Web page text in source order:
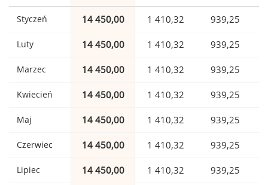
Styczeń 14 450,00 1 410,32 939,25
Luty 14 450,00 1 410,32 939,25
Marzec 14 450,00 1 410,32 939,25
Kwiecień 14 450,00 1 410,32 939,25
Maj 14 450,00 1 410,32 939,25
Czerwiec 14 450,00 1 410,32 939,25
Lipiec 14 450,00 1 410,32 939,25